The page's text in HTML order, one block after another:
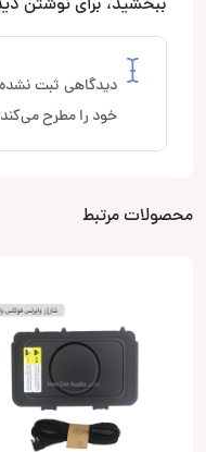
دیدگاهی ثبت
خود را مطرح
محصولات مرتبط